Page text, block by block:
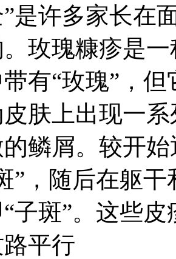
”是许多家长在
玫瑰糠疹是
有“玫瑰”，
肤上出现一
鳞屑。较开
”，随后在躯
子斑”。这些
平行